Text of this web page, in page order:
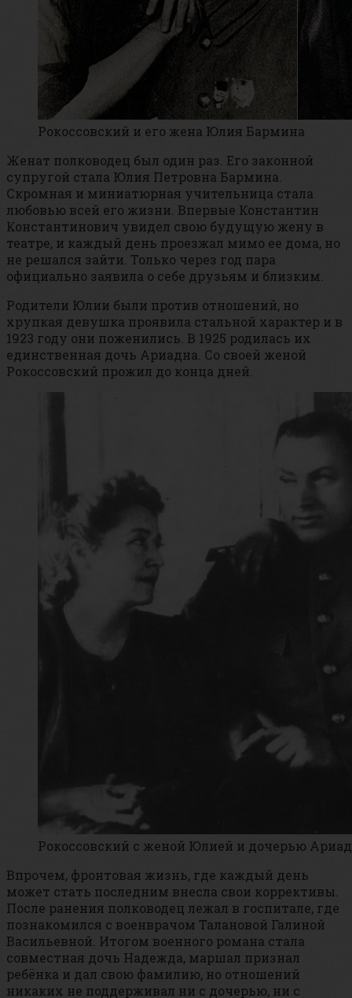
Рокоссовский и его жена Юлия Бармина
Женат полководец был один раз. Его законной
супругой стала Юлия Петровна Бармина.
Скромная и миниатюрная учительница стала
любовью всей его жизни. Впервые Константин
Константинович увидел свою будущую жену в
театре, и каждый день проезжал мимо ее дома, но
не решался зайти. Только через год пара
официально заявила о себе друзьям и близким.
Родители Юлии были против отношений, но
хрупкая девушка проявила стальной характер и в
1923 году они поженились. В 1925 родилась их
единственная дочь Ариадна. Со своей женой
Рокоссовский прожил до конца дней.
Рокоссовский с женой Юлией и дочерью
Впрочем, фронтовая жизнь, где каждый день
может стать последним внесла свои коррективы.
После ранения полководец лежал в госпитале, где
познакомился с военврачом Талановой Галиной
Васильевной. Итогом военного романа стала
совместная дочь Надежда, маршал признал
ребёнка и дал свою фамилию, но отношений
никаких не поддерживал ни с дочерью, ни с